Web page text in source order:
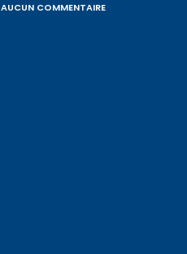
AUCUN COMMENTAIRE